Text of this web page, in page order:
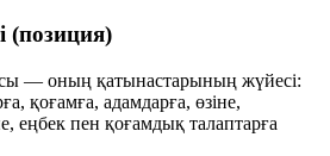
(позиция)
— оның қатынастарының жүйесі:
қоғамға, адамдарға, өзіне,
еңбек пен қоғамдық талаптарға